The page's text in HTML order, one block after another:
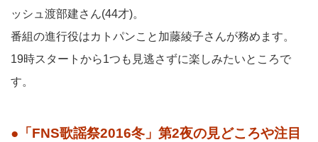
ッシュ渡部建さん(44才)。
番組の進行役はカトパンこと加藤綾子さんが務めます。
19時スタートから1つも見逃さずに楽しみたいところで
す。
●「FNS歌謡祭2016冬」第2夜の見どころや注目